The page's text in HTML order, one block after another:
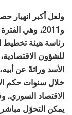
و2011، وهي
رئاسة هيئة
للشؤون
الأسد وراثةً عن
خلال سنوات حكم
الاقتصاد السوري.
يمكن التحوّل